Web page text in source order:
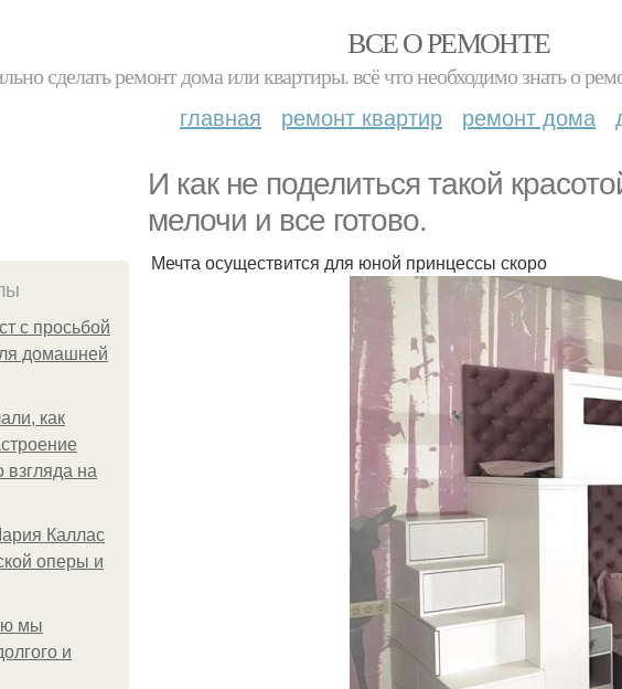
ВСЕ О РЕМОНТЕ
сделать ремонт дома или квартиры. всё что необходимо знать о
главная ремонт квартир ремонт дома
И как не поделиться такой
мелочи и все готово.
с просьбой
домашней
как
взгляда на
Каллас
оперы и
мы
и
Мечта осуществится для юной принцессы скоро